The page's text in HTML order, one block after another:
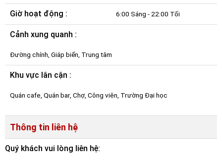
Giờ hoạt động : 6:00 Sáng - 22:00 Tối
Cảnh xung quanh :
Đường chính, Giáp biển, Trung tâm
Khu vực lân cận :
Quán cafe, Quán bar, Chợ, Công viên, Trường Đại học
Thông tin liên hệ
Quý khách vui lòng liên hệ: